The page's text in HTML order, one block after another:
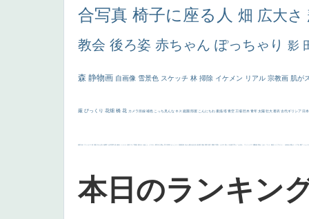
合写真 椅子に座る人 畑 広大さ
教会 後ろ姿 赤ちゃん ぽっちゃり 影
森 静物画 自画像 雪景色 スケッチ 林 掃除 イケメン リアル 宗教画 肌が
厳 びっくり 花畑 橋 花 カメラ目線 補色 こっち見んな キス 庭園 部屋 こんにちわ 素描 塔 青空 工場 巨木 青年 太陽 壮大 着衣 古代ギリシア 日
画質 last ヴィーナス 剣 白人少女 食事中 山本芳翠 麦 alciato ハーレム 女神 ローマ教皇 奥行き 火起こし シスター 東方の三博士 114514 かっこいい 受胎告知 天から覗き込む顔 設計図 挿絵 群衆 親子 裸婦 可愛い ピサロ ＃名画で学ぶ「たるみ」 ニーソックス 躍動感 黄色 こわい コート 畦道 レンブラント・ sekkusu 暖かい バブみ 靴下 ショッ
本日のランキン